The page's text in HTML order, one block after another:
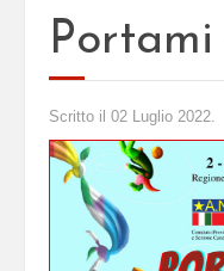
Scritto il 02 Luglio 2022.